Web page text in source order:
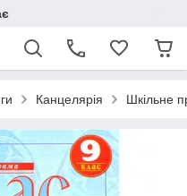
Канцелярія Шкільне